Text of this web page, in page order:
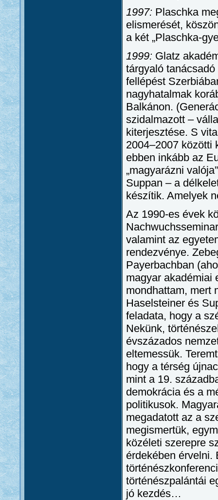
1997: Plaschka
elismerését,
a két „Plaschka-
1999: Glatz
tárgyaló
fellépést
nagyhatalmak
Balkánon.
szidalmazott –
kiterjesztése. S
2004–2007 közötti
ebben inkább az
„magyarázni
Suppan – a
készítik. Amelyek
Az 1990-es évek
valamint az
rendezvénye.
Payerbachban
magyar akadémiai
mondhattam, mert
Haselsteiner és
feladata, hogy a
Nekünk,
évszázados
eltemessük.
hogy a térség
mint a 19.
demokrácia és a
politikusok.
megadatott az a
megismertük,
közéleti szerepre
érdekében érvelni.
történészpalántái
jó kezdés…